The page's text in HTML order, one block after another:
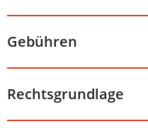
Gebühren
Rechtsgrundlage